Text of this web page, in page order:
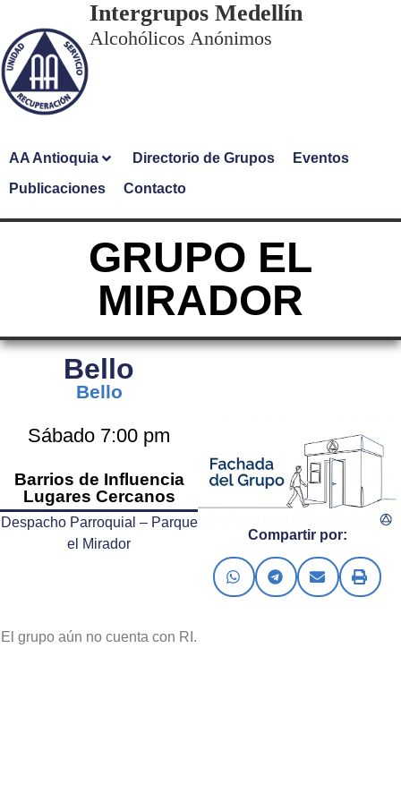
Intergrupos Medellín
Alcohólicos Anónimos
AA Antioquia Directorio de Grupos
Eventos
Publicaciones
Contacto
GRUPO EL
MIRADOR
Bello
Bello
Sábado 7:00 pm
Barrios de Influencia
Lugares Cercanos
Despacho Parroquial – Parque
el Mirador
El grupo aún no cuenta con RI.
Compartir por: